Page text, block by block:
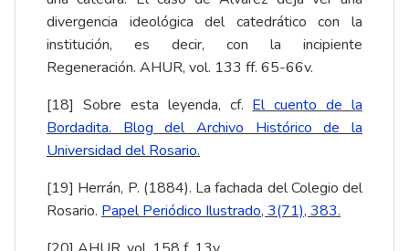
divergencia ideológica del catedrático con la
institución, es decir, con la incipiente
Regeneración. AHUR, vol. 133 ff. 65-66v.
[18] Sobre esta leyenda, cf. El cuento de la
Bordadita. Blog del Archivo Histórico de la
Universidad del Rosario.
[19] Herrán, P. (1884). La fachada del Colegio del
Rosario. Papel Periódico Ilustrado, 3(71), 383.